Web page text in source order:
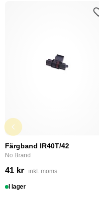
Färgband IR40T/42
No Brand
41 kr inkl. moms
I lager